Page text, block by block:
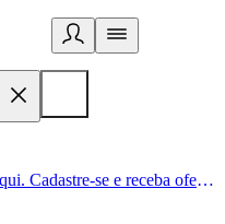
Um estilo de vida saudável começa aqui. Cadastre-se e receba ofertas exclusivas.